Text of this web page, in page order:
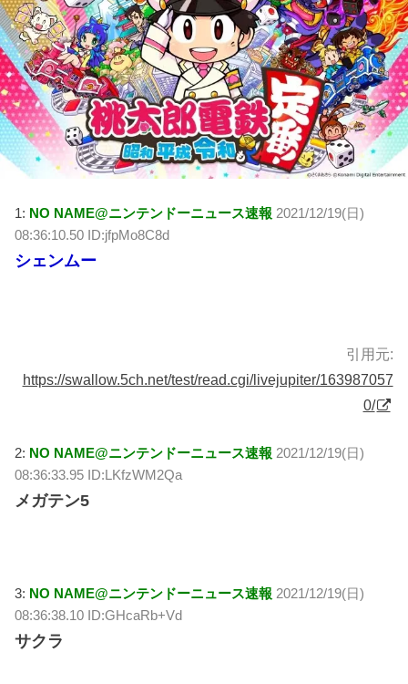
1: NO NAME@ニンテンドーニュース速報 2021/12/19(日)
08:36:10.50 ID:jfpMo8C8d
シェンムー
引用元:
https://swallow.5ch.net/test/read.cgi/livejupiter/163987057
0/
2: NO NAME@ニンテンドーニュース速報 2021/12/19(日)
08:36:33.95 ID:LKfzWM2Qa
メガテン5
3: NO NAME@ニンテンドーニュース速報 2021/12/19(日)
08:36:38.10 ID:GHcaRb+Vd
サクラ